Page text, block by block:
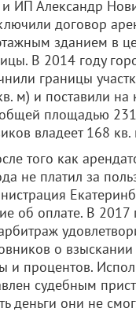
и ИП Александр
договор
зданием в
В 2014 году
границы
м) и поставили на
площадью
владеет 168
того как
не платил за
об оплате. В 2017
о
и процентов.
судебным
деньги они не